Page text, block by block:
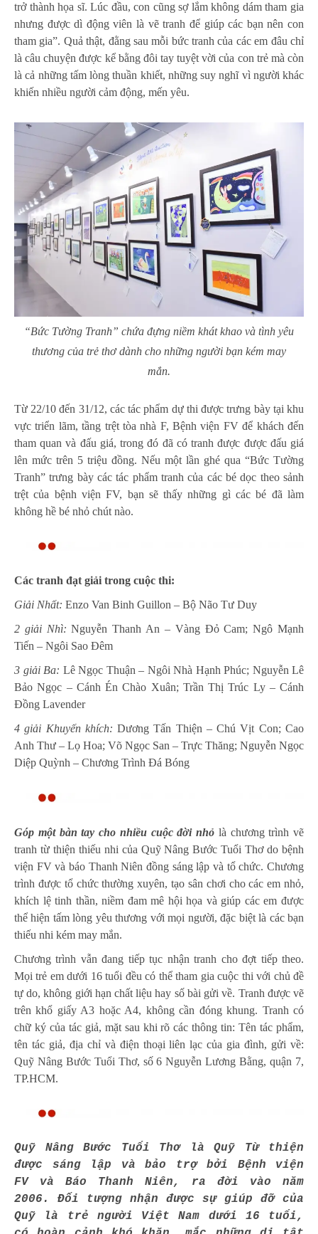
trở thành họa sĩ. Lúc đầu, con cũng sợ lắm không dám tham gia
nhưng được dì động viên là vẽ tranh để giúp các bạn nên con
tham gia”. Quả thật, đằng sau mỗi bức tranh của các em đâu chỉ
là câu chuyện được kể bằng đôi tay tuyệt vời của con trẻ mà còn
là cả những tấm lòng thuần khiết, những suy nghĩ vì người khác
khiến nhiều người cảm động, mến yêu.
“Bức Tường Tranh” chứa đựng niềm khát khao và tình yêu
thương của trẻ thơ dành cho những người bạn kém may
mắn.
Từ 22/10 đến 31/12, các tác phẩm dự thi được trưng bày tại khu
vực triển lãm, tầng trệt tòa nhà F, Bệnh viện FV để khách đến
tham quan và đấu giá, trong đó đã có tranh được được đấu giá
lên mức trên 5 triệu đồng. Nếu một lần ghé qua “Bức Tường
Tranh” trưng bày các tác phẩm tranh của các bé dọc theo sảnh
trệt của bệnh viện FV, bạn sẽ thấy những gì các bé đã làm
không hề bé nhỏ chút nào.
Các tranh đạt giải trong cuộc thi:
Giải Nhất: Enzo Van Binh Guillon – Bộ Não Tư Duy
2 giải Nhì:Nguyễn Thanh An – Vàng Đỏ Cam; Ngô Mạnh
Tiến – Ngôi Sao Đêm
3 giải Ba: Lê Ngọc Thuận – Ngôi Nhà Hạnh Phúc; Nguyễn Lê
Bảo Ngọc – Cánh Én Chào Xuân; Trần Thị Trúc Ly – Cánh
Đồng Lavender
4 giải Khuyến khích:Dương Tấn Thiện – Chú Vịt Con; Cao
Anh Thư – Lọ Hoa; Võ Ngọc San – Trực Thăng; Nguyễn Ngọc
Diệp Quỳnh – Chương Trình Đá Bóng
Góp một bàn tay cho nhiều cuộc đời nhỏ là chương trình vẽ
tranh từ thiện thiếu nhi của Quỹ Nâng Bước Tuổi Thơ do bệnh
viện FV và báo Thanh Niên đồng sáng lập và tổ chức. Chương
trình được tổ chức thường xuyên, tạo sân chơi cho các em nhỏ,
khích lệ tinh thần, niềm đam mê hội họa và giúp các em được
thể hiện tấm lòng yêu thương với mọi người, đặc biệt là các bạn
thiếu nhi kém may mắn.
Chương trình vẫn đang tiếp tục nhận tranh cho đợt tiếp theo.
Mọi trẻ em dưới 16 tuổi đều có thể tham gia cuộc thi với chủ đề
tự do, không giới hạn chất liệu hay số bài gửi về. Tranh được vẽ
trên khổ giấy A3 hoặc A4, không cần đóng khung. Tranh có
chữ ký của tác giả, mặt sau khi rõ các thông tin: Tên tác phẩm,
tên tác giả, địa chỉ và điện thoại liên lạc của gia đình, gửi về:
Quỹ Nâng Bước Tuổi Thơ, số 6 Nguyễn Lương Bằng, quận 7,
TP.HCM.
Quỹ Nâng Bước Tuổi Thơ là Quỹ Từ thiện
được sáng lập và bảo trợ bởi Bệnh viện
FV và Báo Thanh Niên, ra đời vào năm
2006. Đối tượng nhận được sự giúp đỡ của
Quỹ là trẻ người Việt Nam dưới 16 tuổi,